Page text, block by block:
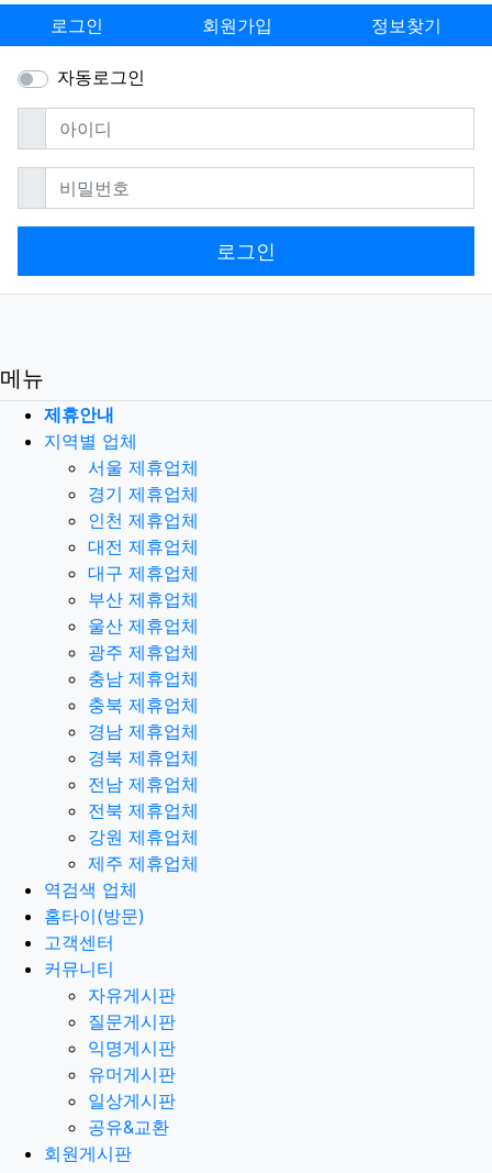
로그인 회원가입 정보찾기
자동로그인
아이디필수
비밀번호필수
로그인
메뉴
제휴안내
지역별 업체
서울 제휴업체
경기 제휴업체
인천 제휴업체
대전 제휴업체
대구 제휴업체
부산 제휴업체
울산 제휴업체
광주 제휴업체
충남 제휴업체
충북 제휴업체
경남 제휴업체
경북 제휴업체
전남 제휴업체
전북 제휴업체
강원 제휴업체
제주 제휴업체
역검색 업체
홈타이(방문)
고객센터
커뮤니티
자유게시판
질문게시판
익명게시판
유머게시판
일상게시판
공유&교환
회원게시판